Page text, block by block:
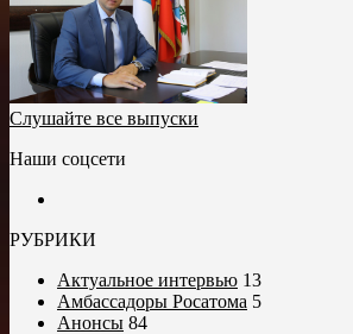
Слушайте все выпуски
Наши соцсети
РУБРИКИ
Актуальное интервью 13
Амбассадоры Росатома 5
Анонсы 84